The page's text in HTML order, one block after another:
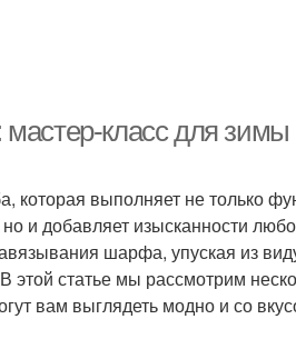
класс для зимы
которая выполняет не только
и добавляет изысканности
шарфа, упуская из
этой статье мы рассмотрим
вам выглядеть модно и со